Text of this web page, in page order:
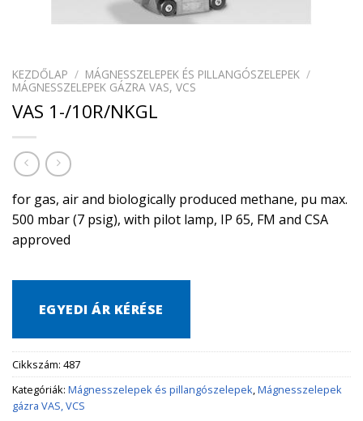
KEZDŐLAP / MÁGNESSZELEPEK ÉS PILLANGÓSZELEPEK /
MÁGNESSZELEPEK GÁZRA VAS, VCS
VAS 1-/10R/NKGL
for gas, air and biologically produced methane, pu max.
500 mbar (7 psig), with pilot lamp, IP 65, FM and CSA
approved
EGYEDI ÁR KÉRÉSE
Cikkszám: 487
Kategóriák: Mágnesszelepek és pillangószelepek,Mágnesszelepek
gázra VAS, VCS